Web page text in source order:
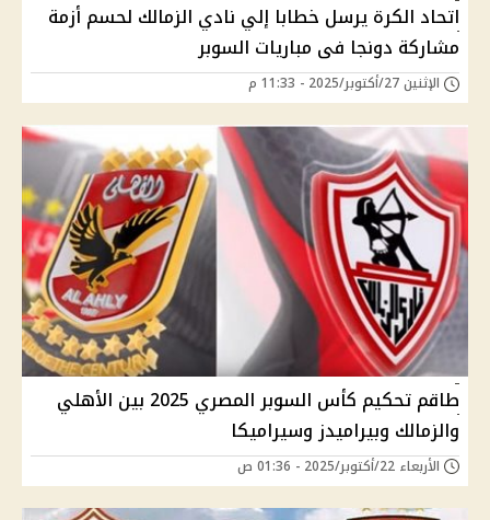
اتحاد الكرة يرسل خطابا إلي نادي الزمالك لحسم أزمة
مشاركة دونجا فى مباريات السوبر
الإثنين 27/أكتوبر/2025 - 11:33 م
طاقم تحكيم كأس السوبر المصري 2025 بين الأهلي
والزمالك وبيراميدز وسيراميكا
الأربعاء 22/أكتوبر/2025 - 01:36 ص